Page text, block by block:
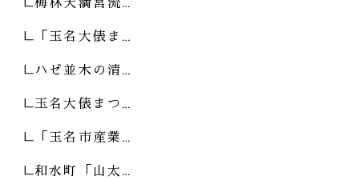
「玉名大俵ま…
ハゼ並木の清…
玉名大俵まつ…
「玉名市産業…
和水町「山太…